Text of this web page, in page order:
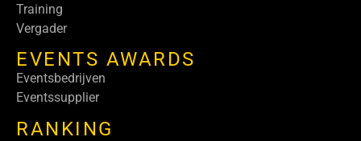
Training
Vergader
EVENTS AWARDS
Eventsbedrijven
Eventssupplier
RANKING